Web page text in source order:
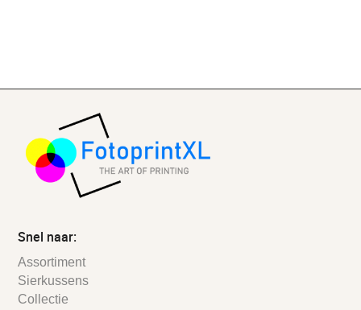
Snel naar:
Assortiment
Sierkussens
Collectie